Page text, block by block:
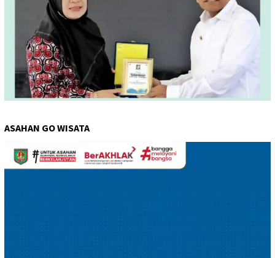
ASAHAN GO WISATA
Pemutar
Video